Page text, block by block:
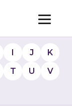
I J
K
T U
V